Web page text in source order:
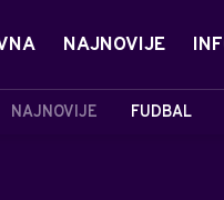
NAJNOVIJE
NAJNOVIJE FUDBAL